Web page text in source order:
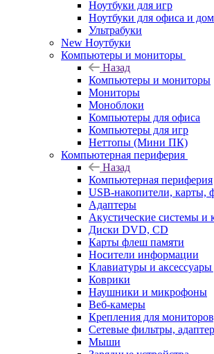
Ноутбуки для игр
Ноутбуки для офиса и
Ультрабуки
New Ноутбуки
Компьютеры и мониторы
Назад
Компьютеры и мониторы
Мониторы
Моноблоки
Компьютеры для офиса
Компьютеры для игр
Неттопы (Мини ПК)
Компьютерная периферия
Назад
Компьютерная периферия
USB-накопители, карты,
Адаптеры
Акустические системы и
Диски DVD, CD
Карты флеш памяти
Носители информации
Клавиатуры и аксессуары
Коврики
Наушники и микрофоны
Веб-камеры
Крепления для
Сетевые фильтры,
Мыши